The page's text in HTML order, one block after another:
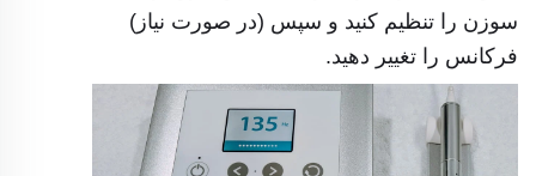
سوزن را تنظیم کنید و سپس (در صورت نیاز)
فرکانس را تغییر دهید.